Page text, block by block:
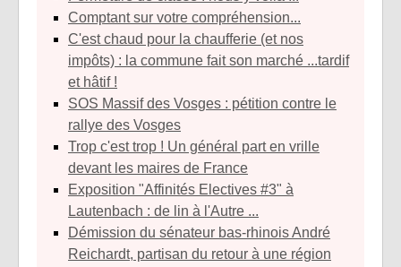
Comptant sur votre compréhension...
C'est chaud pour la chaufferie (et nos
impôts) : la commune fait son marché ...tardif
et hâtif !
SOS Massif des Vosges : pétition contre le
rallye des Vosges
Trop c'est trop ! Un général part en vrille
devant les maires de France
Exposition "Affinités Electives #3" à
Lautenbach : de lin à l'Autre ...
Démission du sénateur bas-rhinois André
Reichardt, partisan du retour à une région